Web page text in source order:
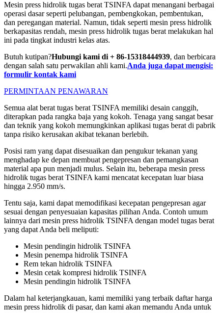
Mesin press hidrolik tugas berat TSINFA dapat menangani berbagai
operasi dasar seperti pelubangan, pembengkokan, pembentukan,
dan peregangan material. Namun, tidak seperti mesin press hidrolik
berkapasitas rendah, mesin press hidrolik tugas berat melakukan hal
ini pada tingkat industri kelas atas.
Butuh kutipan?Hubungi kami di + 86-15318444939, dan berbicara
dengan salah satu perwakilan ahli kami.Anda juga dapat mengisi:
formulir kontak kami
PERMINTAAN PENAWARAN
Semua alat berat tugas berat TSINFA memiliki desain canggih,
diterapkan pada rangka baja yang kokoh. Tenaga yang sangat besar
dan teknik yang kokoh memungkinkan aplikasi tugas berat di pabrik
tanpa risiko kerusakan akibat tekanan berlebih.
Posisi ram yang dapat disesuaikan dan pengukur tekanan yang
menghadap ke depan membuat pengepresan dan pemangkasan
material apa pun menjadi mulus. Selain itu, beberapa mesin press
hidrolik tugas berat TSINFA kami mencatat kecepatan luar biasa
hingga 2.950 mm/s.
Tentu saja, kami dapat memodifikasi kecepatan pengepresan agar
sesuai dengan penyesuaian kapasitas pilihan Anda. Contoh umum
lainnya dari mesin press hidrolik TSINFA dengan model tugas berat
yang dapat Anda beli meliputi:
Mesin pendingin hidrolik TSINFA
Mesin penempa hidrolik TSINFA
Rem tekan hidrolik TSINFA
Mesin cetak kompresi hidrolik TSINFA
Mesin pendingin hidrolik TSINFA
Dalam hal keterjangkauan, kami memiliki yang terbaik daftar harga
mesin press hidrolik di pasar, dan kami akan memandu Anda untuk